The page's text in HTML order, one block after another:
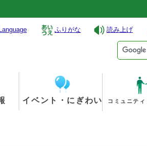
Language ふりがな 読み上げ
イベント・にぎわい コミュニティ